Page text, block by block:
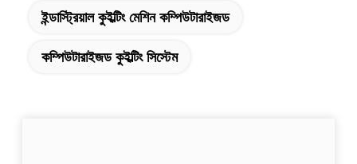
ইন্ডাস্ট্রিয়াল কুইল্টিং মেশিন কম্পিউটারাইজড
কম্পিউটারাইজড কুইল্টিং সিস্টেম